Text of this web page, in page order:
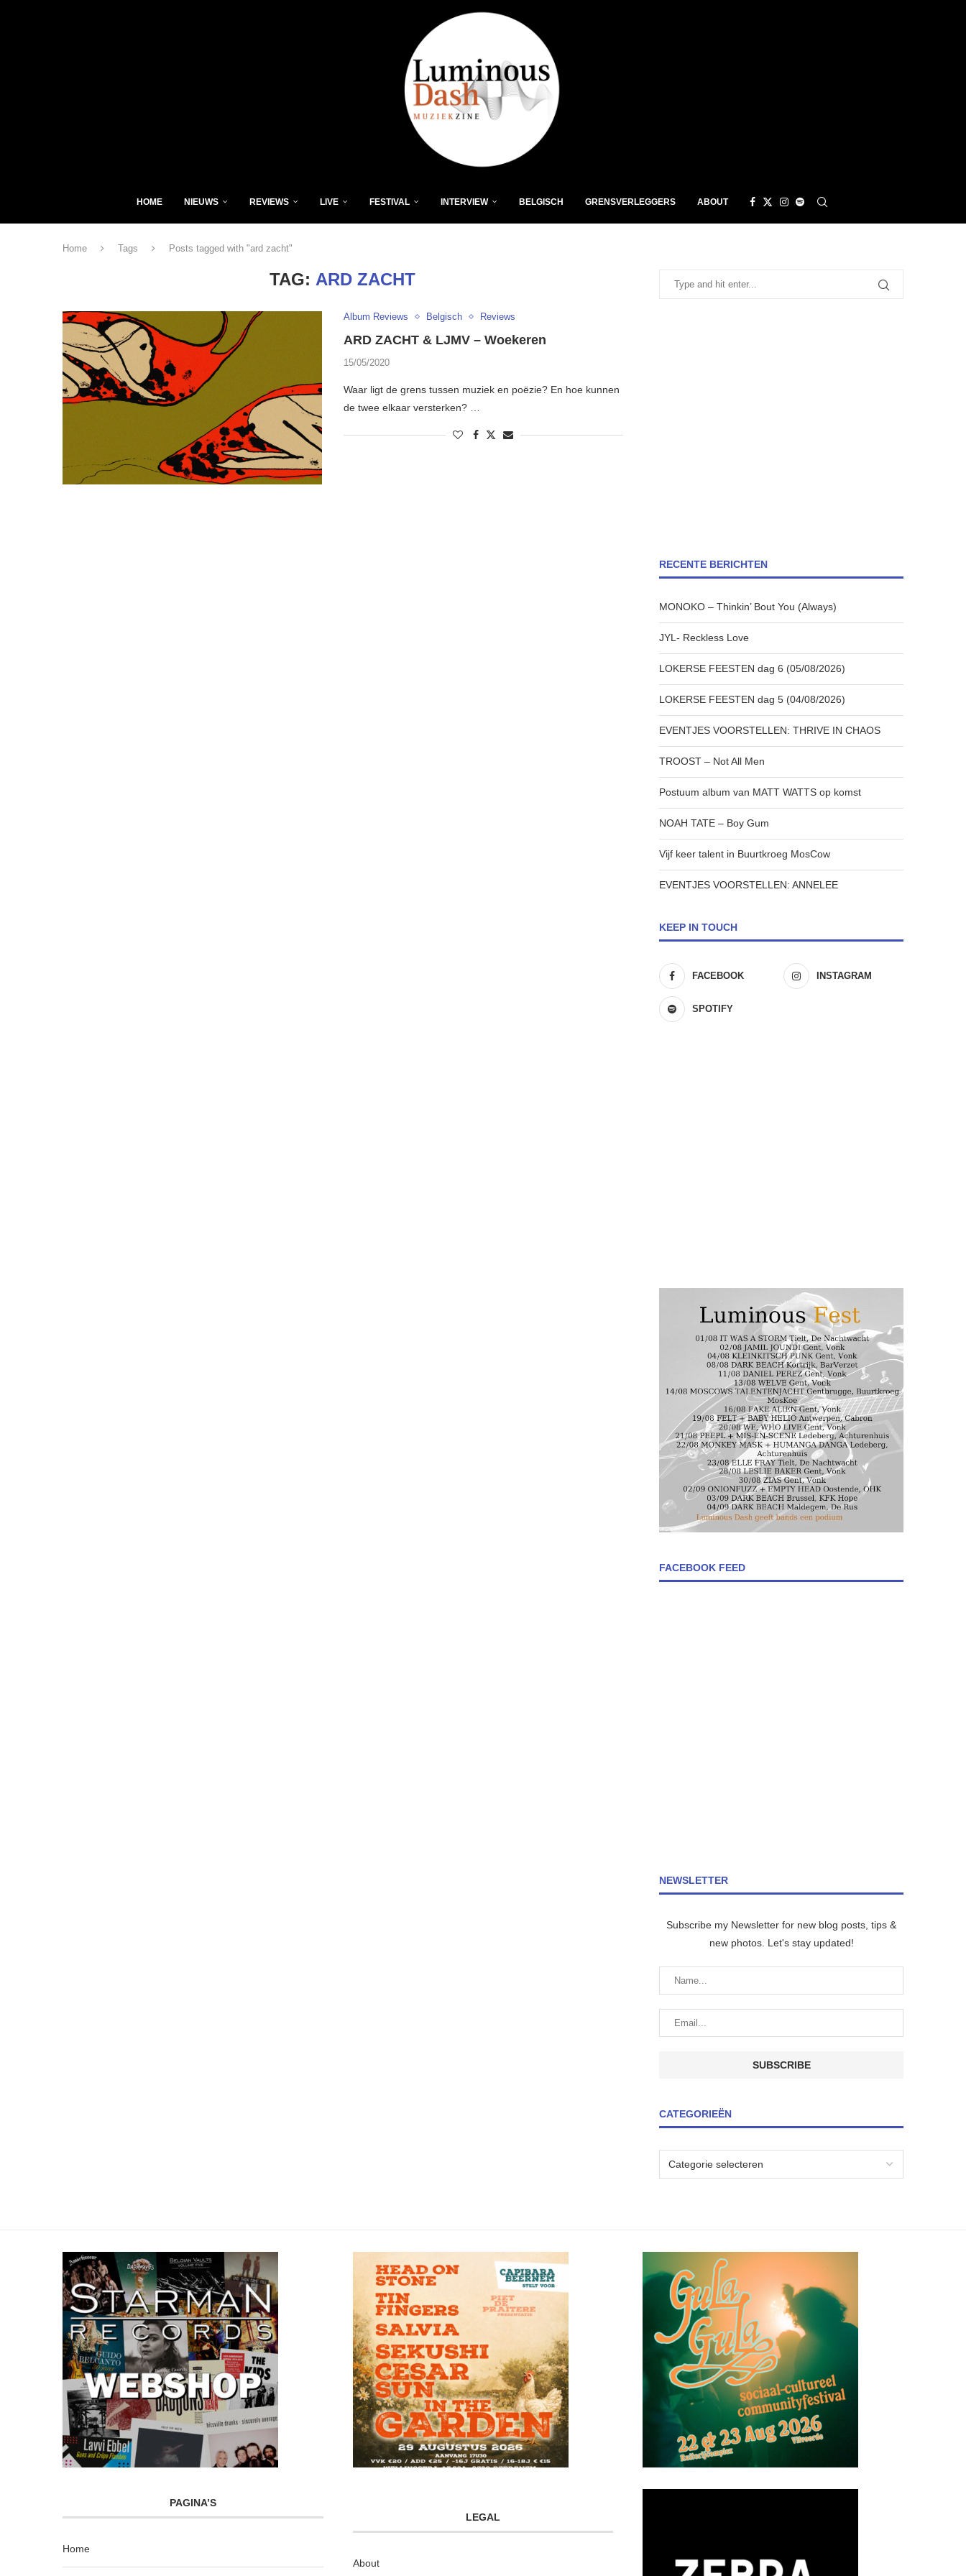
HOME NIEUWS REVIEWS LIVE FESTIVAL INTERVIEW BELGISCH GRENSVERLEGGERS ABOUT
Home Tags Posts tagged with "ard zacht"
TAG: ARD ZACHT
Album Reviews Belgisch Reviews
ARD ZACHT & LJMV – Woekeren
15/05/2020
Waar ligt de grens tussen muziek en poëzie? En hoe kunnen
de twee elkaar versterken? …
RECENTE BERICHTEN
MONOKO – Thinkin’ Bout You (Always)
JYL- Reckless Love
LOKERSE FEESTEN dag 6 (05/08/2026)
LOKERSE FEESTEN dag 5 (04/08/2026)
EVENTJES VOORSTELLEN: THRIVE IN CHAOS
TROOST – Not All Men
Postuum album van MATT WATTS op komst
NOAH TATE – Boy Gum
Vijf keer talent in Buurtkroeg MosCow
EVENTJES VOORSTELLEN: ANNELEE
KEEP IN TOUCH
FACEBOOK INSTAGRAM
SPOTIFY
FACEBOOK FEED
NEWSLETTER
Subscribe my Newsletter for new blog posts, tips &
new photos. Let's stay updated!
CATEGORIEËN
PAGINA’S
Home
LEGAL
About